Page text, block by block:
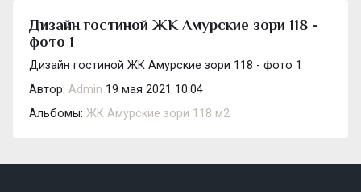
Дизайн гостиной ЖК Амурские зори 118 -
фото 1
Дизайн гостиной ЖК Амурские зори 118 - фото 1
Автор: Admin 19 мая 2021 10:04
Альбомы: ЖК Амурские зори 118 м2